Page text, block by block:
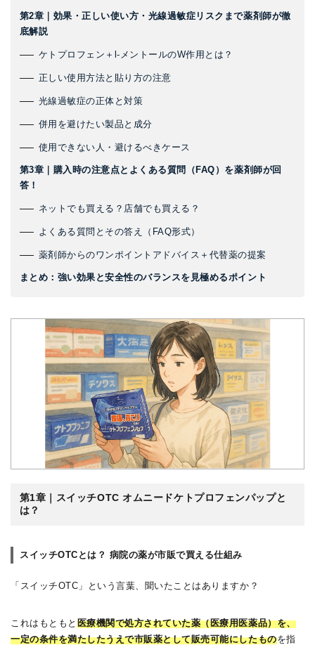
第2章｜効果・正しい使い方・光線過敏症リスクまで薬剤師が徹
底解説
ケトプロフェン＋l-メントールのW作用とは？
正しい使用方法と貼り方の注意
光線過敏症の正体と対策
併用を避けたい製品と成分
使用できない人・避けるべきケース
第3章｜購入時の注意点とよくある質問（FAQ）を薬剤師が回
答！
ネットでも買える？店舗でも買える？
よくある質問とその答え（FAQ形式）
薬剤師からのワンポイントアドバイス＋代替薬の提案
まとめ：強い効果と安全性のバランスを見極めるポイント
第1章｜スイッチOTC オムニードケトプロフェンパップと
は？
スイッチOTCとは？ 病院の薬が市販で買える仕組み
「スイッチOTC」という言葉、聞いたことはありますか？
これはもともと 医療機関で処方されていた薬（医療用医薬品）を、
一定の条件を満たしたうえで市販薬として販売可能にしたものを指